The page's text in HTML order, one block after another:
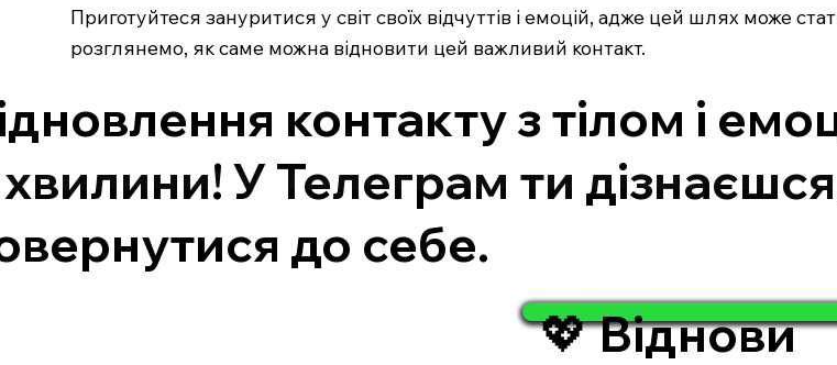
Приготуйтеся зануритися у світ своїх відчуттів і емоцій, адже цей шлях може
розглянемо, як саме можна відновити цей важливий контакт.
контакту з тілом і
У Телеграм ти
до себе.
💖 Віднови